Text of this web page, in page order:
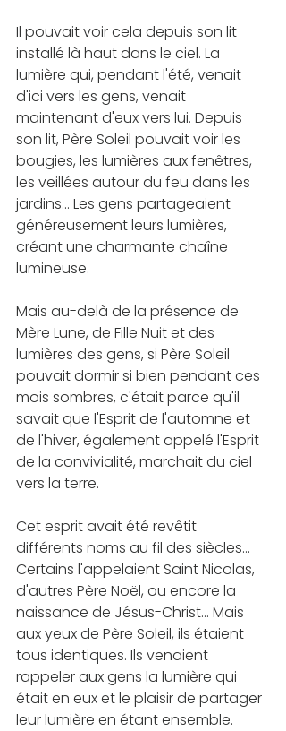
Il pouvait voir cela depuis son lit
installé là haut dans le ciel. La
lumière qui, pendant l'été, venait
d'ici vers les gens, venait
maintenant d'eux vers lui. Depuis
son lit, Père Soleil pouvait voir les
bougies, les lumières aux fenêtres,
les veillées autour du feu dans les
jardins... Les gens partageaient
généreusement leurs lumières,
créant une charmante chaîne
lumineuse.
Mais au-delà de la présence de
Mère Lune, de Fille Nuit et des
lumières des gens, si Père Soleil
pouvait dormir si bien pendant ces
mois sombres, c'était parce qu'il
savait que l'Esprit de l'automne et
de l'hiver, également appelé l'Esprit
de la convivialité, marchait du ciel
vers la terre.
Cet esprit avait été revêtit
différents noms au fil des siècles...
Certains l'appelaient Saint Nicolas,
d'autres Père Noël, ou encore la
naissance de Jésus-Christ... Mais
aux yeux de Père Soleil, ils étaient
tous identiques. Ils venaient
rappeler aux gens la lumière qui
était en eux et le plaisir de partager
leur lumière en étant ensemble.